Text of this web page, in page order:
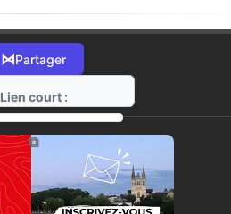
⋈Partager
Lien court :
https://radio-g.fr?17719
⧉